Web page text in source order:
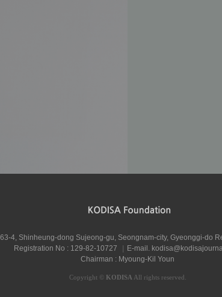
4, Shinheung-dong Sujeong-gu, Seongnam-city, Gyeonggi-do
Registration No : 129-82-10727
E-mail.
Chairman : Myoung-Kil Youn
Copyright © KODISA All rights reserved.